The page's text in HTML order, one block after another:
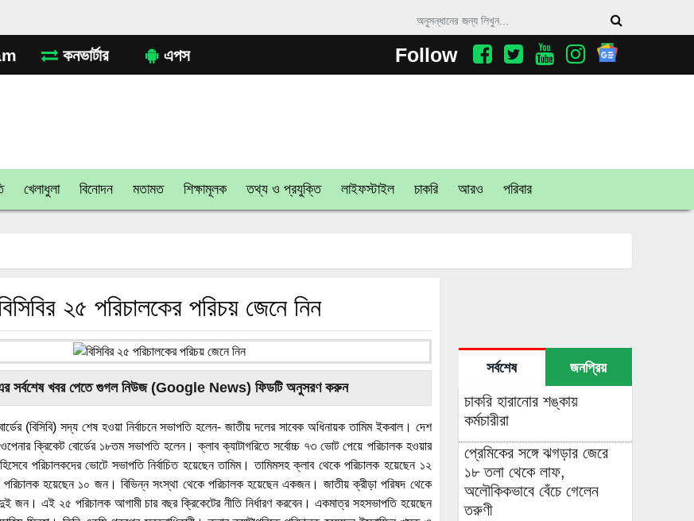
কনভার্টার এপস Follow
খেলাধুলা বিনোদন মতামত শিক্ষামূলক তথ্য ও প্রযুক্তি লাইফস্টাইল চাকরি আরও পরিবার
২৫ পরিচালকের পরিচয় জেনে নিন
এর সর্বশেষ খবর পেতে গুগল নিউজ (Google News) ফিডটি অনুসরণ করুন
(বিসিবি) সদ্য শেষ হওয়া নির্বাচনে সভাপতি হলেন- জাতীয় দলের সাবেক অধিনায়ক তামিম ইকবাল। দেশ
ক্রিকেট বোর্ডের ১৮তম সভাপতি হলেন। ক্লাব ক্যাটাগরিতে সর্বোচ্চ ৭৩ ভোট পেয়ে পরিচালক হওয়ার
পরিচালকদের ভোটে সভাপতি নির্বাচিত হয়েছেন তামিম। তামিমসহ ক্লাব থেকে পরিচালক হয়েছেন ১২
হয়েছেন ১০ জন। বিভিন্ন সংস্থা থেকে পরিচালক হয়েছেন একজন। জাতীয় ক্রীড়া পরিষদ থেকে
জন। এই ২৫ পরিচালক আগামী চার বছর ক্রিকেটের নীতি নির্ধারণ করবেন। একমাত্র সহসভাপতি হয়েছেন
সর্বশেষ জনপ্রিয়
চাকরি হারানোর শঙ্কায়
কর্মচারীরা
প্রেমিকের সঙ্গে ঝগড়ার জেরে
১৮ তলা থেকে লাফ,
অলৌকিকভাবে বেঁচে গেলেন
তরুণী